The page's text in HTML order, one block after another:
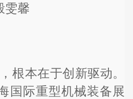
雯馨
根本在于创新驱动。
国际重型机械装备展